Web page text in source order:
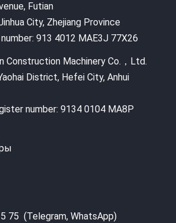
Futian
City, Zhejiang Province
913 4012 MAE3J 77X26
Construction Machinery Co.，Ltd.
District, Hefei City, Anhui
number: 9134 0104 MA8P
75 (Telegram, WhatsApp)